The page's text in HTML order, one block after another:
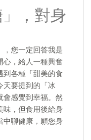
，對身
，您一定回答我是
心，給人一種興奮
到各種「甜美的食
天要提到的「冰
會感覺到幸福。然
味，但食用後給身
中聊健康，願您身